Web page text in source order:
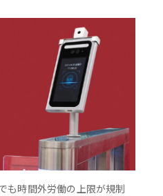
も時間外労働の上限が規制